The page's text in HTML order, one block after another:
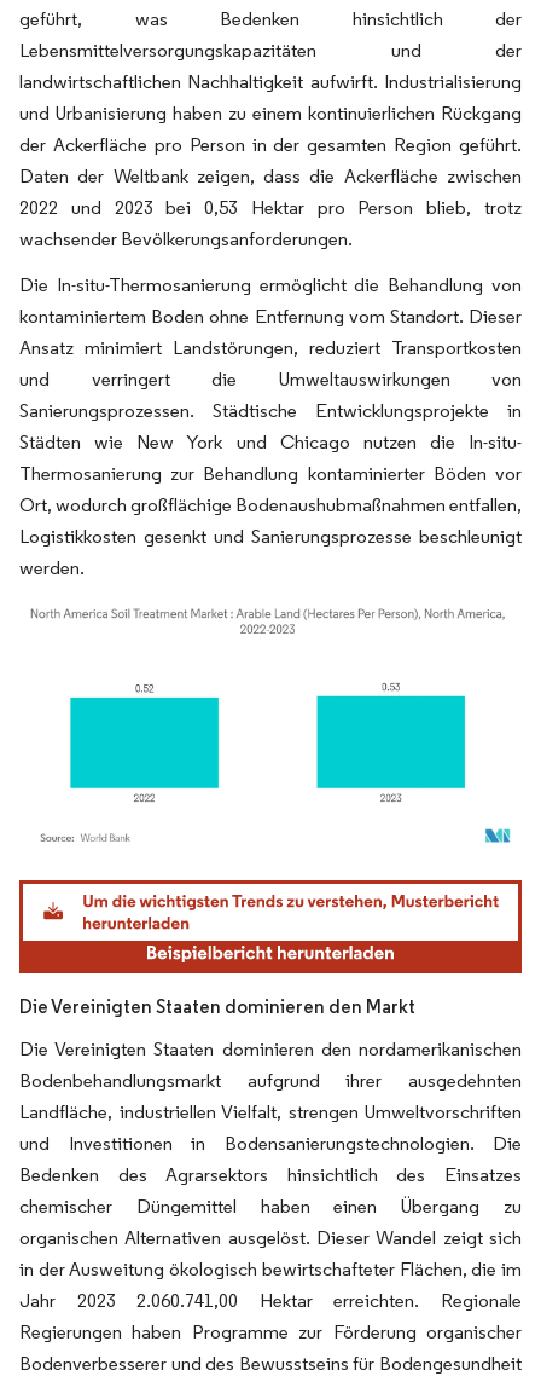
geführt, was Bedenken hinsichtlich der
Lebensmittelversorgungskapazitäten und der
landwirtschaftlichen Nachhaltigkeit aufwirft. Industrialisierung
und Urbanisierung haben zu einem kontinuierlichen Rückgang
der Ackerfläche pro Person in der gesamten Region geführt.
Daten der Weltbank zeigen, dass die Ackerfläche zwischen
2022 und 2023 bei 0,53 Hektar pro Person blieb, trotz
wachsender Bevölkerungsanforderungen.
Die In-situ-Thermosanierung ermöglicht die Behandlung von
kontaminiertem Boden ohne Entfernung vom Standort. Dieser
Ansatz minimiert Landstörungen, reduziert Transportkosten
und verringert die Umweltauswirkungen von
Sanierungsprozessen. Städtische Entwicklungsprojekte in
Städten wie New York und Chicago nutzen die In-situ-
Thermosanierung zur Behandlung kontaminierter Böden vor
Ort, wodurch großflächige Bodenaushubmaßnahmen entfallen,
Logistikkosten gesenkt und Sanierungsprozesse beschleunigt
werden.
Bild © Mordor Intelligence. Wiederverwendung erfordert Namensnennung gemäß
Die Vereinigten Staaten dominieren den Markt
Die Vereinigten Staaten dominieren den nordamerikanischen
Bodenbehandlungsmarkt aufgrund ihrer ausgedehnten
Landfläche, industriellen Vielfalt, strengen Umweltvorschriften
und Investitionen in Bodensanierungstechnologien. Die
Bedenken des Agrarsektors hinsichtlich des Einsatzes
chemischer Düngemittel haben einen Übergang zu
organischen Alternativen ausgelöst. Dieser Wandel zeigt sich
in der Ausweitung ökologisch bewirtschafteter Flächen, die im
Jahr 2023 2.060.741,00 Hektar erreichten. Regionale
Regierungen haben Programme zur Förderung organischer
Bodenverbesserer und des Bewusstseins für Bodengesundheit